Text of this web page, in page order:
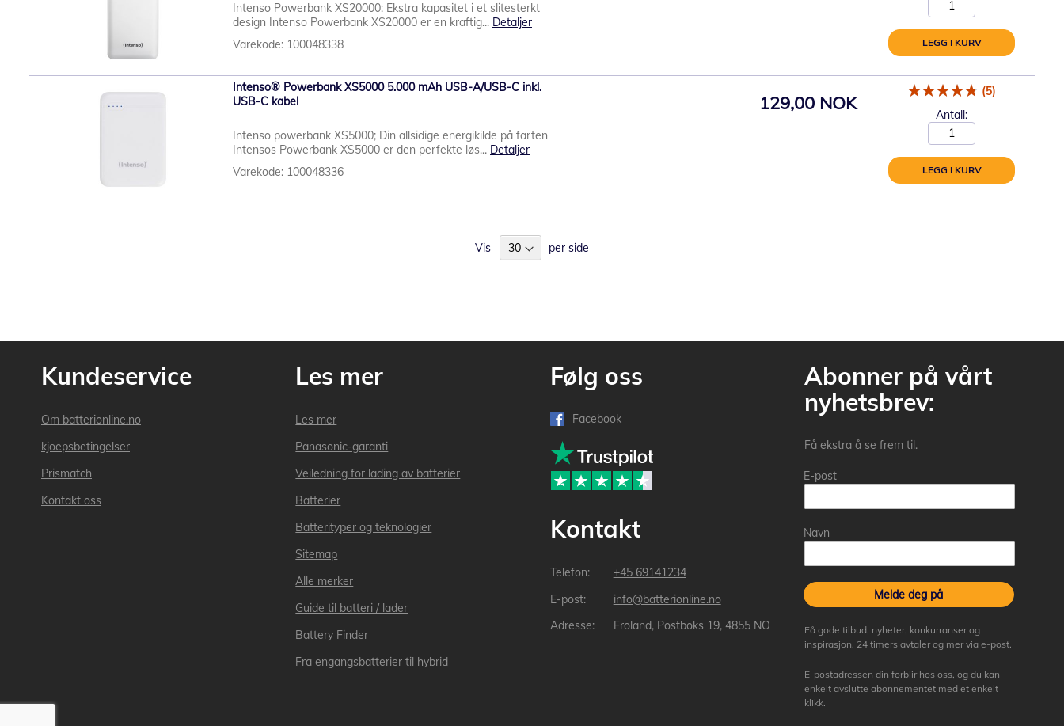
Intenso Powerbank XS20000: Ekstra kapasitet i et slitesterkt
design Intenso Powerbank XS20000 er en kraftig... Detaljer
Varekode: 100048338
LEGG I KURV
Intenso® Powerbank XS5000 5.000 mAh USB-A/USB-C inkl.
USB-C kabel
Intenso powerbank XS5000; Din allsidige energikilde på farten
Intensos Powerbank XS5000 er den perfekte løs... Detaljer
Varekode: 100048336
129,00 NOK
(5)
Antall:
LEGG I KURV
Vis per side
Kundeservice
Om batterionline.no
kjoepsbetingelser
Prismatch
Kontakt oss
Les mer
Les mer
Panasonic-garanti
Veiledning for lading av batterier
Batterier
Batterityper og teknologier
Sitemap
Alle merker
Guide til batteri / lader
Battery Finder
Fra engangsbatterier til hybrid
Følg oss
Facebook
Kontakt
+45 69141234
info@batterionline.no
Froland, Postboks 19, 4855 NO
Abonner på vårt
nyhetsbrev:
Få ekstra å se frem til.
E-post
Navn
Melde deg på
Få gode tilbud, nyheter, konkurranser og
inspirasjon, 24 timers avtaler og mer via e-post.
E-postadressen din forblir hos oss, og du kan
enkelt avslutte abonnementet med et enkelt
klikk.